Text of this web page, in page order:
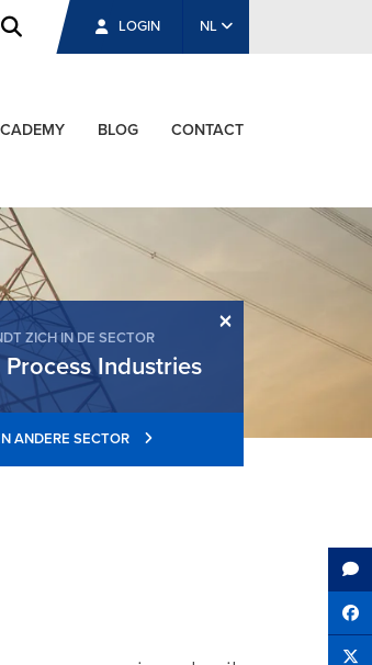
LOGIN NL
BLOG CONTACT
×
ZICH IN DE SECTOR
Industries
ANDERE SECTOR